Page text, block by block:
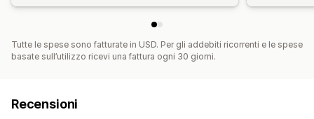
Tutte le spese sono fatturate in USD. Per gli addebiti ricorrenti e le spese
basate sull’utilizzo ricevi una fattura ogni 30 giorni.
Recensioni